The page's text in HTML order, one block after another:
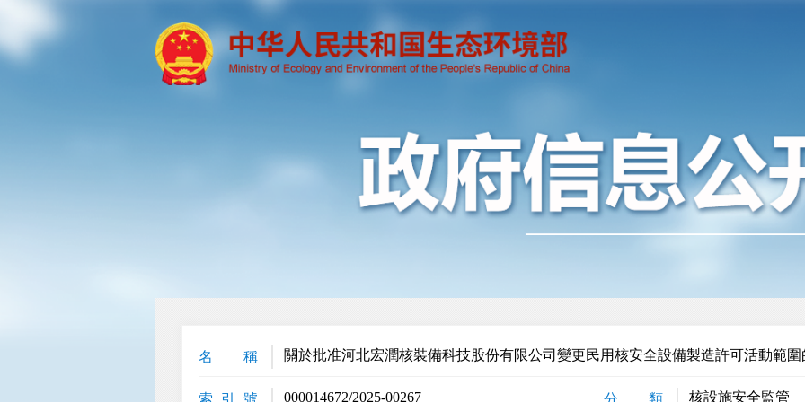
名 稱 關於批准河北宏潤核裝備科技股份有限公司變更民用核安全設備製造許可活動範圍
索 引 號 000014672/2025-00267 分 類 核設施安全監管